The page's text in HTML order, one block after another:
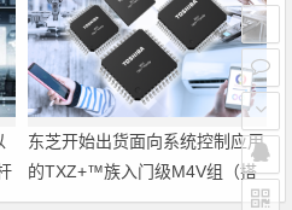
东芝开始出货面向系统控制应用
的TXZ+™族入门级M4V组（搭
载Arm Cortex‑M4内核的标准微